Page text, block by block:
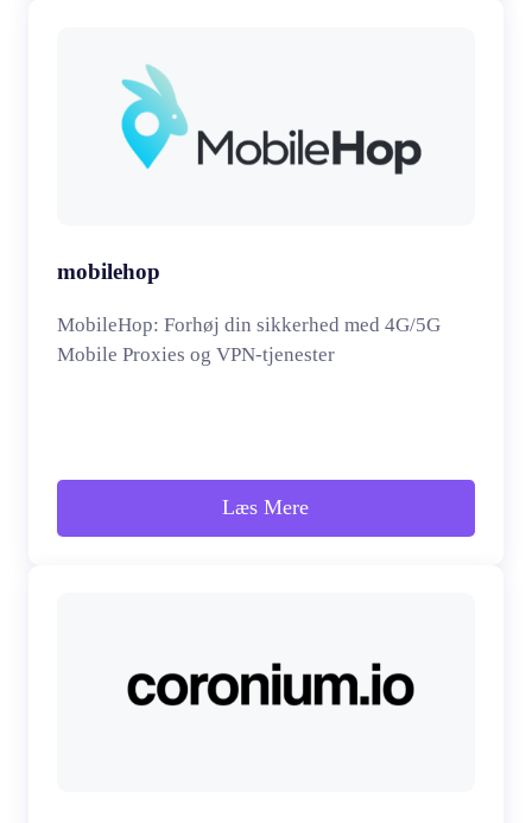
mobilehop
MobileHop: Forhøj din sikkerhed med 4G/5G
Mobile Proxies og VPN-tjenester
Læs Mere